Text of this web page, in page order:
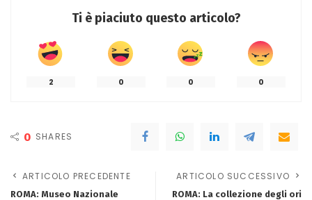
Ti è piaciuto questo articolo?
2 0 0 0
0 SHARES
ARTICOLO PRECEDENTE
ROMA: Museo Nazionale
ARTICOLO SUCCESSIVO
ROMA: La collezione degli ori